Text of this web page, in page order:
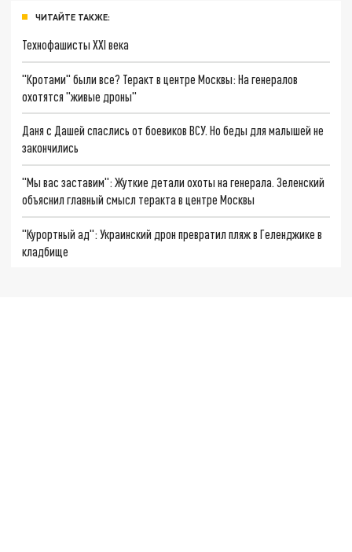
ЧИТАЙТЕ ТАКЖЕ:
Технофашисты XXI века
"Кротами" были все? Теракт в центре Москвы: На генералов
охотятся "живые дроны"
Даня с Дашей спаслись от боевиков ВСУ. Но беды для малышей не
закончились
"Мы вас заставим": Жуткие детали охоты на генерала. Зеленский
объяснил главный смысл теракта в центре Москвы
"Курортный ад": Украинский дрон превратил пляж в Геленджике в
кладбище